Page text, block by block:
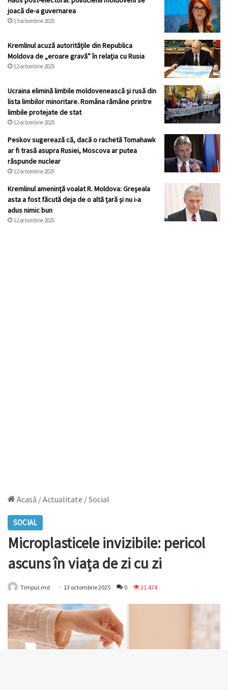
joacă de-a guvernarea
13 octombrie 2025
Kremlinul acuză autoritățile din Republica
Moldova de „eroare gravă” în relația cu Rusia
12 octombrie 2025
Ucraina elimină limbile moldovenească și rusă din
lista limbilor minoritare. Româna rămâne printre
limbile protejate de stat
12 octombrie 2025
Peskov sugerează că, dacă o rachetă Tomahawk
ar fi trasă asupra Rusiei, Moscova ar putea
răspunde nuclear
12 octombrie 2025
Kremlinul ameninţă voalat R. Moldova: Greșeala
asta a fost făcută deja de o altă țară și nu i-a
adus nimic bun
12 octombrie 2025